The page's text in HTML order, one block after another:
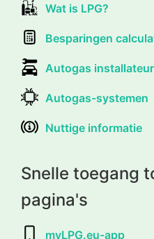
Wat is LPG?
Besparingen
Autogas
Autogas-systemen
Nuttige informatie
Snelle toegang
pagina's
myLPG.eu-app